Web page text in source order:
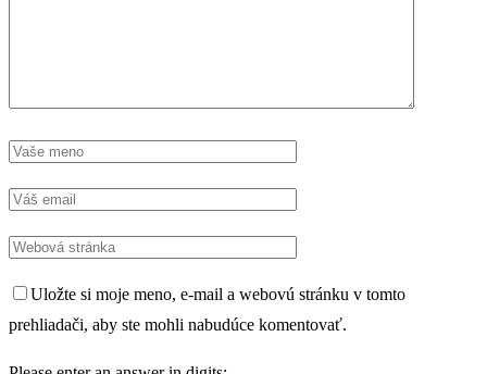
Uložte si moje meno, e-mail a webovú stránku v tomto
prehliadači, aby ste mohli nabudúce komentovať.